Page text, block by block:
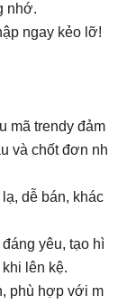
nhớ.
ngay kẻo lỡ!
mã trendy đảm
và chốt đơn nh
dễ bán, khác
yêu, tạo hì
khi lên kệ.
phù hợp với m